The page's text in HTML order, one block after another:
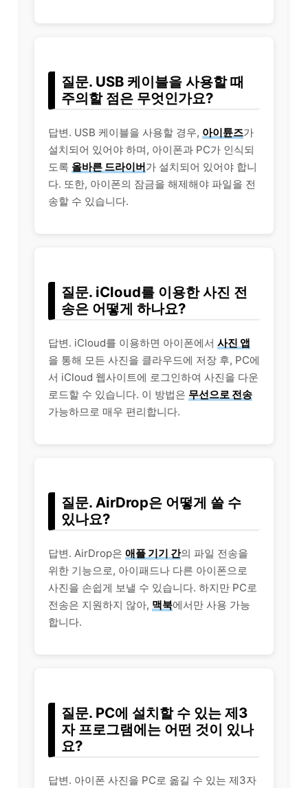
질문. USB 케이블을 사용할 때
주의할 점은 무엇인가요?
답변. USB 케이블을 사용할 경우, 아이튠즈가
설치되어 있어야 하며, 아이폰과 PC가 인식되
도록 올바른 드라이버가 설치되어 있어야 합니
다. 또한, 아이폰의 잠금을 해제해야 파일을 전
송할 수 있습니다.
질문. iCloud를 이용한 사진 전
송은 어떻게 하나요?
답변. iCloud를 이용하면 아이폰에서 사진 앱
을 통해 모든 사진을 클라우드에 저장 후, PC에
서 iCloud 웹사이트에 로그인하여 사진을 다운
로드할 수 있습니다. 이 방법은 무선으로 전송
가능하므로 매우 편리합니다.
질문. AirDrop은 어떻게 쓸 수
있나요?
답변. AirDrop은 애플 기기 간의 파일 전송을
위한 기능으로, 아이패드나 다른 아이폰으로
사진을 손쉽게 보낼 수 있습니다. 하지만 PC로
전송은 지원하지 않아, 맥북에서만 사용 가능
합니다.
질문. PC에 설치할 수 있는 제3
자 프로그램에는 어떤 것이 있나
요?
답변. 아이폰 사진을 PC로 옮길 수 있는 제3자